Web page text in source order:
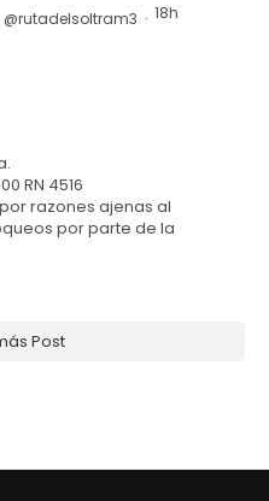
@rutadelsoltram3 · 18h
RN 4516
razones ajenas al
por parte de la
Post